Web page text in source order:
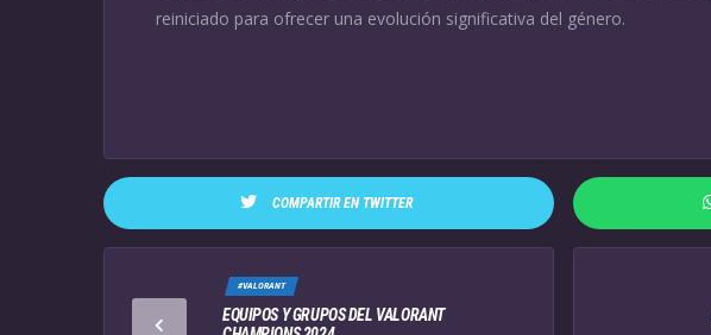
reiniciado para ofrecer una evolución significativa del género.
COMPARTIR EN TWITTER
#VALORANT
EQUIPOS Y GRUPOS DEL VALORANT